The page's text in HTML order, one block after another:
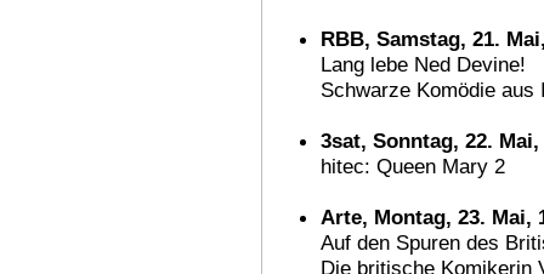
RBB, Samstag, 21.
Lang lebe Ned Devine!
Schwarze Komödie aus
3sat, Sonntag, 22.
hitec: Queen Mary 2
Arte, Montag, 23. Mai,
Auf den Spuren des
Die britische Komikerin